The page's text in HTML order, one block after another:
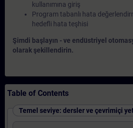
kullanımına giriş
Program tabanlı hata
hedefli hata teşhisi
Şimdi başlayın - ve endüstriyel
olarak şekillendirin.
Table of Contents
Temel seviye: dersler ve çevrimiçi